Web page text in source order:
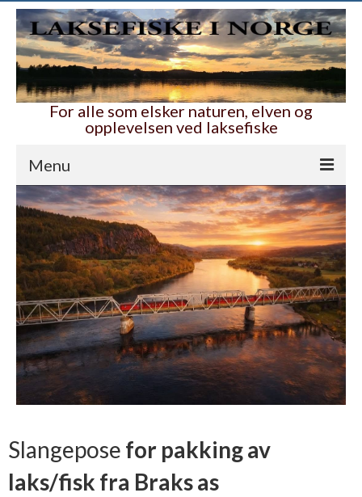
For alle som elsker naturen, elven og
opplevelsen ved laksefiske
Menu
Hjem
Nyttig og bra
Ambassadører
Våre folk i elva
Laksefiskelotteriet
Alle lotteriene
Guide til Laksefiske
Finn din fiskeplass
Medlemskap
Medlemside
For betalende medlemmer
Slangepose for pakking av
laks/fisk fra Braks as